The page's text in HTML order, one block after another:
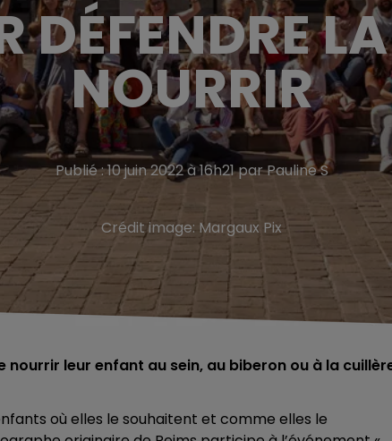
DÉFENDRE
NOURRIR
Publié : 10 juin 2022 à 16h21 par Pauline S
Crédit image: Margaux Pix
leur enfant au sein, au biberon ou à la
où elles le souhaitent et comme elles le